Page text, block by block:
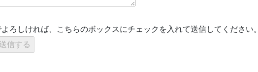
よろしければ、こちらのボックスにチェックを入れて送信してください。